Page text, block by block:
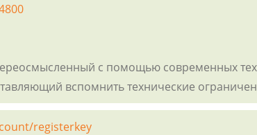
с помощью современных
вспомнить технические
registerkey